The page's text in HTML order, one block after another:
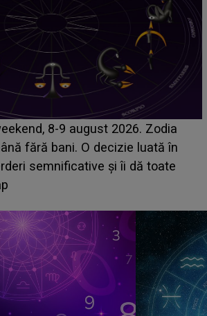
DETALIU ASCUNS până
concurentul din Casa Iubirii
NEAȘTEPTATĂ despre mama
în față, eu nu te iubesc pentru